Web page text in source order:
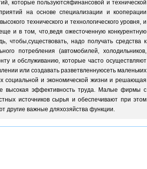
которые пользуютсяфинансовой и технической
на основе специализации и кооперации
технического и технологического уровня, и
и в том, что,ведя ожесточенную конкурентную
чтобы,существовать, надо получать средства к
потребления (автомобилей, холодильников,
и обслуживанию, которые часто осуществляют
или создавать разветвленнуюсеть маленьких
социальной и экономической жизни и решающая
высокая эффективность труда. Малые фирмы с
источников сырья и обеспечивают при этом
другие важные дляхозяйства функции.